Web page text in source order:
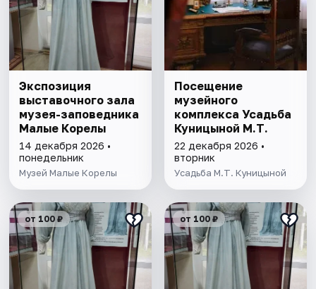
Экспозиция
выставочного зала
музея-заповедника
Малые Корелы
14 декабря 2026 •
понедельник
Музей Малые Корелы
Посещение
музейного
комплекса Усадьба
Куницыной М.Т.
22 декабря 2026 •
вторник
Усадьба М.Т. Куницыной
от 100 ₽ от 100 ₽